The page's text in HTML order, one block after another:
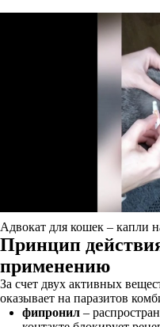
Адвокат для кошек – капли
Принцип
применению
За счет двух активных
оказывает на паразитов
фипронил –